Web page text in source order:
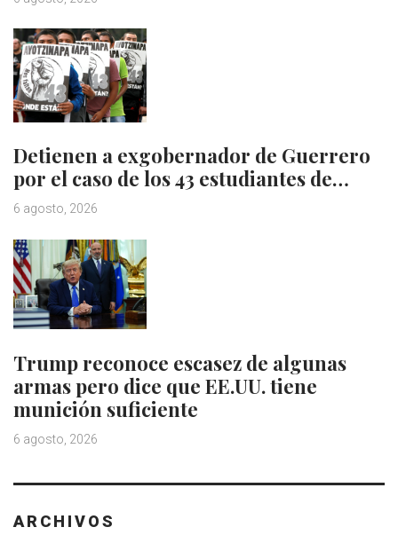
Detienen a exgobernador de Guerrero
por el caso de los 43 estudiantes de…
6 agosto, 2026
Trump reconoce escasez de algunas
armas pero dice que EE.UU. tiene
munición suficiente
6 agosto, 2026
ARCHIVOS